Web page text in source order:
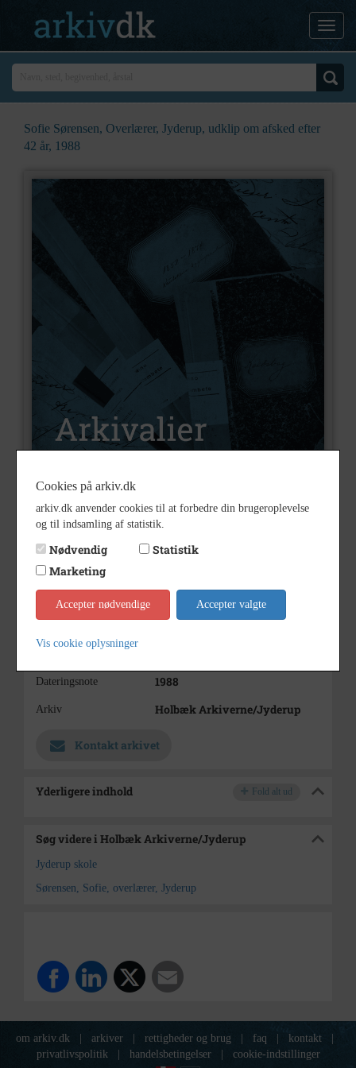
Sofie Sørensen, Overlærer, Jyderup, udklip om afsked efter
42 år, 1988
Nummer A576
Arkivskaber
Beskrivelse
Overlærer
Sofie Sørensen
Dateringsnote 1988
Arkiv Holbæk Arkiverne/Jyderup
Kontakt arkivet
Yderligere indhold Fold alt ud
Søg videre i Holbæk Arkiverne/Jyderup
Jyderup skole
Sørensen, Sofie, overlærer, Jyderup
om arkiv.dk arkiver rettigheder og brug faq kontakt
privatlivspolitik
handelsbetingelser cookie-indstillinger
Cookies på arkiv.dk
arkiv.dk anvender cookies til at forbedre din brugeroplevelse
og til indsamling af statistik.
Nødvendig
Statistik
Marketing
Accepter nødvendige Accepter valgte
Vis cookie oplysninger